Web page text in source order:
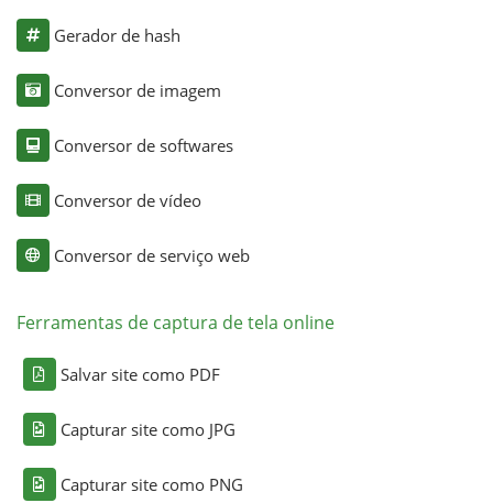
Gerador de hash
Conversor de imagem
Conversor de softwares
Conversor de vídeo
Conversor de serviço web
Ferramentas de captura de tela online
Salvar site como PDF
Capturar site como JPG
Capturar site como PNG